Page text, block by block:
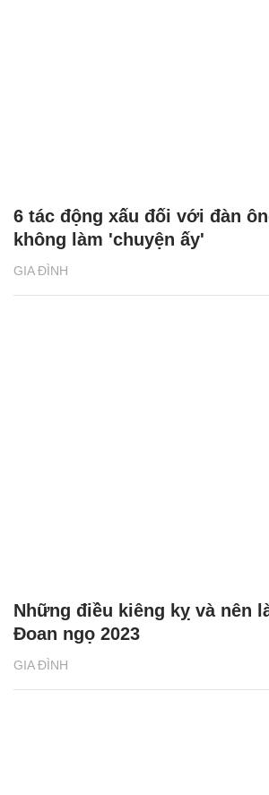
GIA ĐÌNH
6 tác động xấu đối với đàn
không làm 'chuyện ấy'
GIA ĐÌNH
Những điều kiêng kỵ và nên
Đoan ngọ 2023